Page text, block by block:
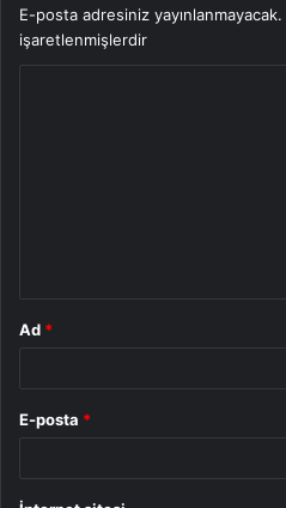
E-posta adresiniz yayınlanmayacak.
işaretlenmişlerdir
Ad *
E-posta *